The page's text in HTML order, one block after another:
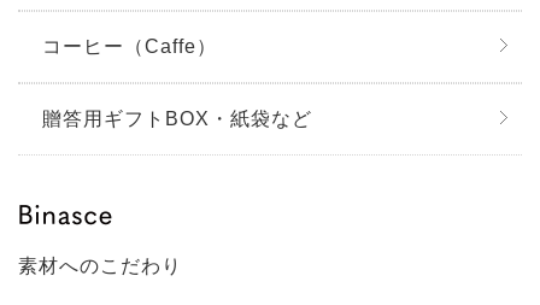
コーヒー（Caffe）
贈答用ギフトBOX・紙袋など
素材へのこだわり